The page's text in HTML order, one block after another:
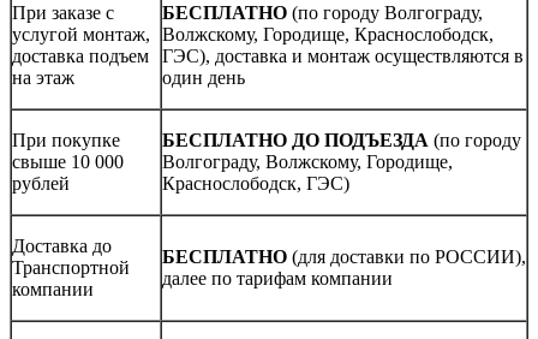
При заказе с
услугой монтаж,
доставка подъем
на этаж
БЕСПЛАТНО (по городу Волгограду,
Волжскому, Городище, Краснослободск,
ГЭС), доставка и монтаж осуществляются в
один день
При покупке
свыше 10 000
рублей
БЕСПЛАТНО ДО ПОДЪЕЗДА (по городу
Волгограду, Волжскому, Городище,
Краснослободск, ГЭС)
Доставка до
Транспортной
компании
БЕСПЛАТНО (для доставки по РОССИИ),
далее по тарифам компании